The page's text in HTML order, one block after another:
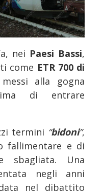
nei Paesi Bassi,
come ETR 700 di
alla gogna
di entrare
termini “bidoni”,
fallimentare e di
sbagliata. Una
negli anni
nel dibattito